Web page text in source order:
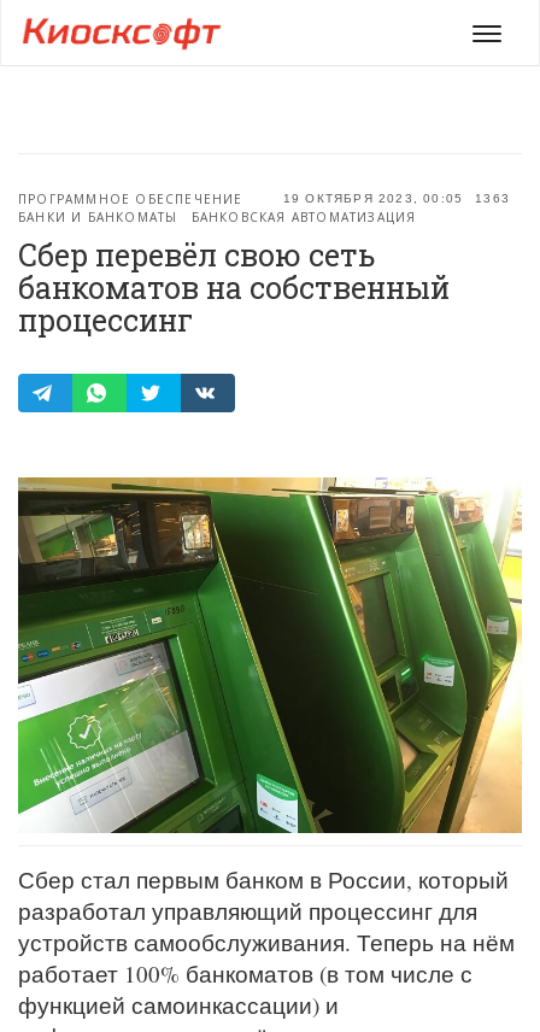
Меню
19 ОКТЯБРЯ 2023, 00:05 1363
ПРОГРАММНОЕ ОБЕСПЕЧЕНИЕ
БАНКИ И БАНКОМАТЫ
БАНКОВСКАЯ АВТОМАТИЗАЦИЯ
Сбер перевёл свою сеть
банкоматов на собственный
процессинг
Сбер стал первым банком в России, который
разработал управляющий процессинг для
устройств самообслуживания. Теперь на нём
работает 100% банкоматов (в том числе с
функцией самоинкассации) и